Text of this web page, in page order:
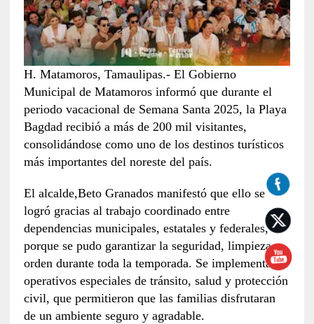
H. Matamoros, Tamaulipas.- El Gobierno
Municipal de Matamoros informó que durante el
periodo vacacional de Semana Santa 2025, la Playa
Bagdad recibió a más de 200 mil visitantes,
consolidándose como uno de los destinos turísticos
más importantes del noreste del país.
El alcalde,Beto Granados manifestó que ello se
logró gracias al trabajo coordinado entre
dependencias municipales, estatales y federales,
porque se pudo garantizar la seguridad, limpieza y
orden durante toda la temporada. Se implementaron
operativos especiales de tránsito, salud y protección
civil, que permitieron que las familias disfrutaran
de un ambiente seguro y agradable.